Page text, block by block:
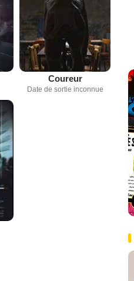
Coureur
Date de sortie inconnue